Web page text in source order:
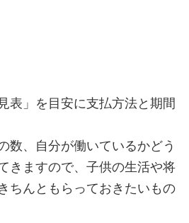
表」を目安に支払方法と期間
数、自分が働いているかどう
きますので、子供の生活や将
ちんともらっておきたいもの